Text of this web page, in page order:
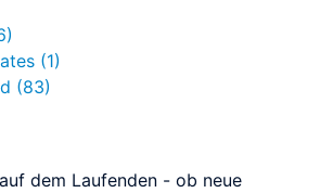
(1)
(83)
dem Laufenden - ob neue